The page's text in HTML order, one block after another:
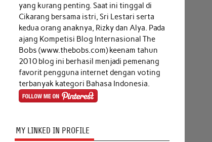
yang kurang penting. Saat ini tinggal di
Cikarang bersama istri, Sri Lestari serta
kedua orang anaknya, Rizky dan Alya. Pada
ajang Kompetisi Blog Internasional The
Bobs (www.thebobs.com) keenam tahun
2010 blog ini berhasil menjadi pemenang
favorit pengguna internet dengan voting
terbanyak kategori Bahasa Indonesia.
MY LINKED IN PROFILE